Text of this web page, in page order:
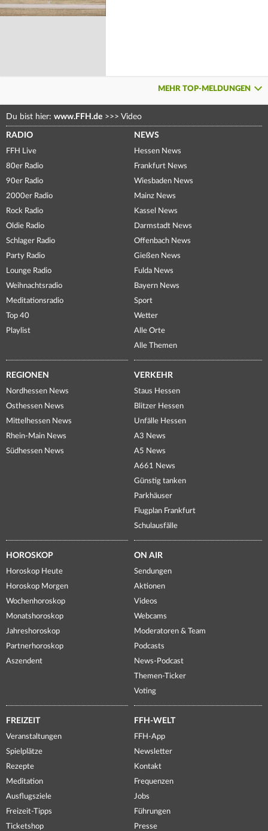
MEHR TOP-MELDUNGEN
Du bist hier: www.FFH.de >>> Video
RADIO
FFH Live
80er Radio
90er Radio
2000er Radio
Rock Radio
Oldie Radio
Schlager Radio
Party Radio
Lounge Radio
Weihnachtsradio
Meditationsradio
Top 40
Playlist
NEWS
Hessen News
Frankfurt News
Wiesbaden News
Mainz News
Kassel News
Darmstadt News
Offenbach News
Gießen News
Fulda News
Bayern News
Sport
Wetter
Alle Orte
Alle Themen
REGIONEN
Nordhessen News
Osthessen News
Mittelhessen News
Rhein-Main News
Südhessen News
VERKEHR
Staus Hessen
Blitzer Hessen
Unfälle Hessen
A3 News
A5 News
A661 News
Günstig tanken
Parkhäuser
Flugplan Frankfurt
Schulausfälle
HOROSKOP
Horoskop Heute
Horoskop Morgen
Wochenhoroskop
Monatshoroskop
Jahreshoroskop
Partnerhoroskop
Aszendent
ON AIR
Sendungen
Aktionen
Videos
Webcams
Moderatoren & Team
Podcasts
News-Podcast
Themen-Ticker
Voting
FREIZEIT
Veranstaltungen
Spielplätze
Rezepte
Meditation
Ausflugsziele
Freizeit-Tipps
Ticketshop
FFH-WELT
FFH-App
Newsletter
Kontakt
Frequenzen
Jobs
Führungen
Presse